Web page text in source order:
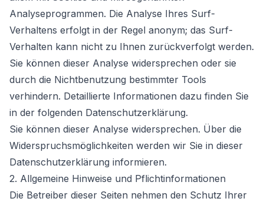
Analyseprogrammen. Die Analyse Ihres Surf-
Verhaltens erfolgt in der Regel anonym; das Surf-
Verhalten kann nicht zu Ihnen zurückverfolgt werden.
Sie können dieser Analyse widersprechen oder sie
durch die Nichtbenutzung bestimmter Tools
verhindern. Detaillierte Informationen dazu finden Sie
in der folgenden Datenschutzerklärung.
Sie können dieser Analyse widersprechen. Über die
Widerspruchsmöglichkeiten werden wir Sie in dieser
Datenschutzerklärung informieren.
2. Allgemeine Hinweise und Pflichtinformationen
Die Betreiber dieser Seiten nehmen den Schutz Ihrer